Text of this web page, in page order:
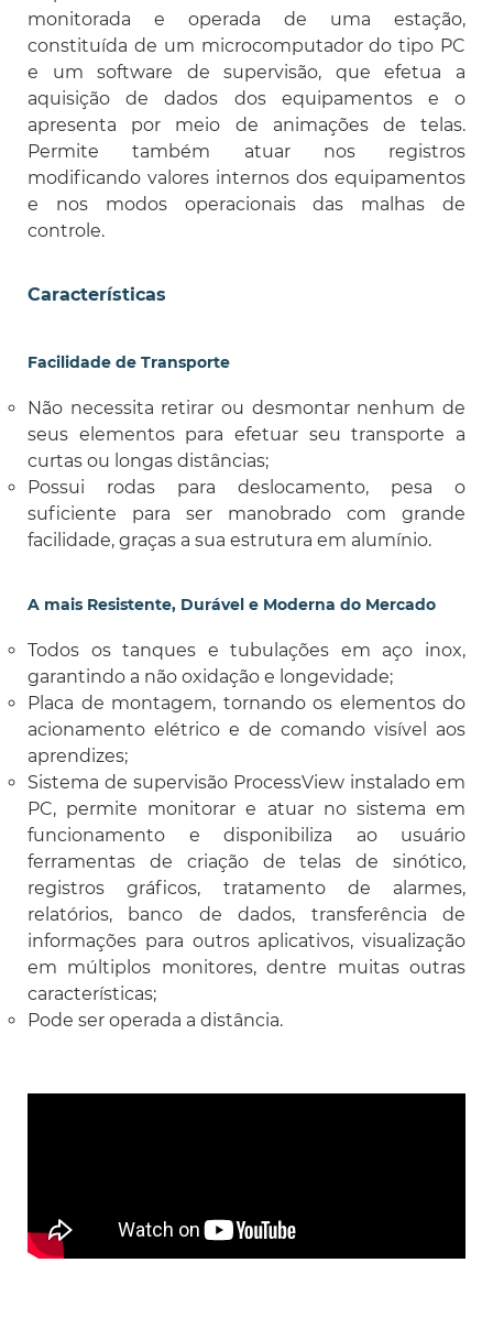
monitorada e operada de uma estação,
constituída de um microcomputador do tipo PC
e um software de supervisão, que efetua a
aquisição de dados dos equipamentos e o
apresenta por meio de animações de telas.
Permite também atuar nos registros
modificando valores internos dos equipamentos
e nos modos operacionais das malhas de
controle.
Características
Facilidade de Transporte
Não necessita retirar ou desmontar nenhum de
seus elementos para efetuar seu transporte a
curtas ou longas distâncias;
Possui rodas para deslocamento, pesa o
suficiente para ser manobrado com grande
facilidade, graças a sua estrutura em alumínio.
A mais Resistente, Durável e Moderna do Mercado
Todos os tanques e tubulações em aço inox,
garantindo a não oxidação e longevidade;
Placa de montagem, tornando os elementos do
acionamento elétrico e de comando visível aos
aprendizes;
Sistema de supervisão ProcessView instalado em
PC, permite monitorar e atuar no sistema em
funcionamento e disponibiliza ao usuário
ferramentas de criação de telas de sinótico,
registros gráficos, tratamento de alarmes,
relatórios, banco de dados, transferência de
informações para outros aplicativos, visualização
em múltiplos monitores, dentre muitas outras
características;
Pode ser operada a distância.